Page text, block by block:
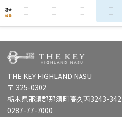
通常
会員
―
―
―
―
―
―
―
―
THE KEY HIGHLAND NASU
〒 325-0302
栃木県那須郡那須町高久丙3243-342
0287-77-7000